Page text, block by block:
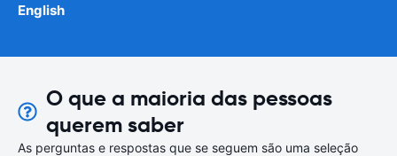
English
O que a maioria das pessoas
querem saber
As perguntas e respostas que se seguem são uma seleção